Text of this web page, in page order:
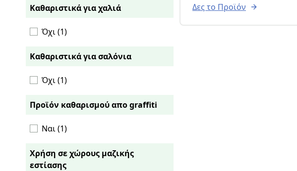
Καθαριστικά για χαλιά
Όχι (1)
Καθαριστικά για σαλόνια
Όχι (1)
Προϊόν καθαρισμού απο graffiti
Ναι (1)
Χρήση σε χώρους μαζικής
εστίασης
την κατανάλωση του
Δες το Προϊόν